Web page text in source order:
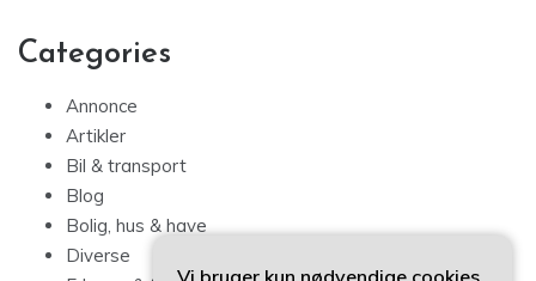
Categories
Annonce
Artikler
Bil & transport
Blog
Bolig, hus & have
Diverse
Vi bruger kun nødvendige cookies